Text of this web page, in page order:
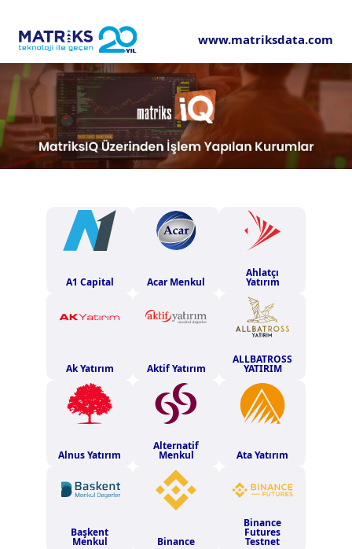
www.matriksdata.com
A1 Capital Acar Menkul
Ahlatçı
Yatırım
Ak Yatırım Aktif Yatırım
ALLBATROSS
YATIRIM
Alnus Yatırım
Alternatif
Menkul Ata Yatırım
Başkent
Menkul Binance
Binance
Futures
Testnet